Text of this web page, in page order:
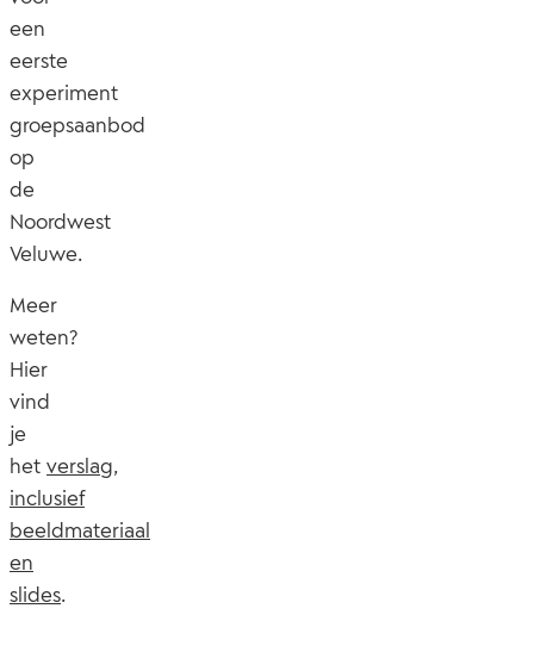
een
eerste
experiment
groepsaanbod
op
de
Noordwest
Veluwe.
Meer
weten?
Hier
vind
je
het verslag,
inclusief
beeldmateriaal
en
slides.